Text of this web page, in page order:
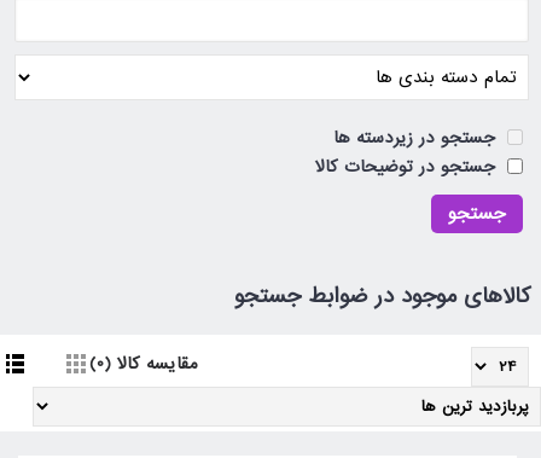
جستجو در زیردسته ها
جستجو در توضیحات کالا
کالاهای موجود در ضوابط جستجو
مقایسه کالا (0)